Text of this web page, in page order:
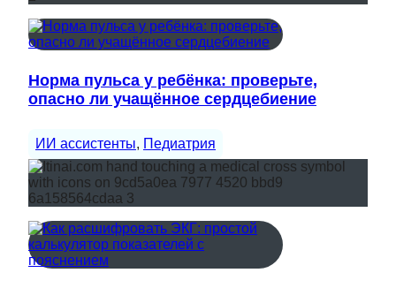
Норма пульса у ребёнка: проверьте,
опасно ли учащённое сердцебиение
ИИ ассистенты, Педиатрия